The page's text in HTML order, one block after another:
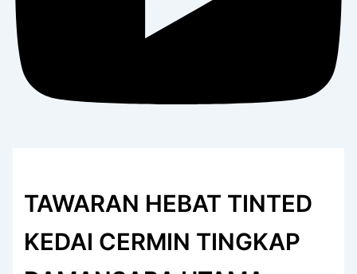
TAWARAN HEBAT TINTED
KEDAI CERMIN TINGKAP